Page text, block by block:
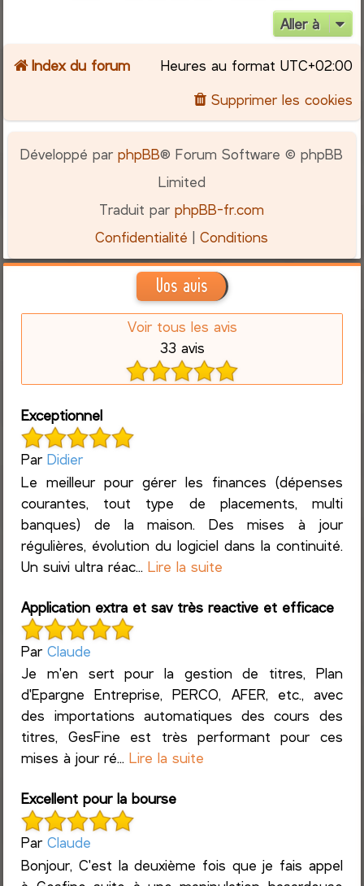
Aller à
Index du forum Heures au format UTC+02:00
Supprimer les cookies
Développé parphpBB® Forum Software © phpBB
Limited
Traduit parphpBB-fr.com
Confidentialité |Conditions
Vos avis
Voir tous les avis
33 avis
Exceptionnel
ParDidier
Le meilleur pour gérer les finances (dépenses
courantes, tout type de placements, multi
banques) de la maison. Des mises à jour
régulières, évolution du logiciel dans la continuité.
Un suivi ultra réac...Lire la suite
Application extra et sav très reactive et efficace
ParClaude
Je m'en sert pour la gestion de titres, Plan
d'Epargne Entreprise, PERCO, AFER, etc., avec
des importations automatiques des cours des
titres, GesFine est très performant pour ces
mises à jour ré...Lire la suite
Excellent pour la bourse
ParClaude
Bonjour, C'est la deuxième fois que je fais appel